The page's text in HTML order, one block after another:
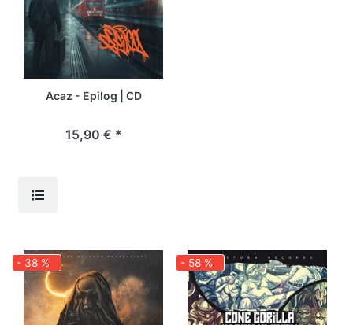
Acaz - Epilog | CD
15,90 € *
- 38 % - 58 %